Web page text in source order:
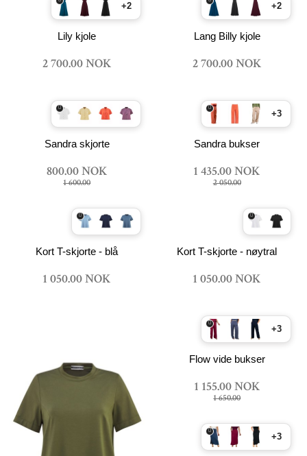
+2
Lily kjole
2 700.00 NOK
+2
Lang Billy kjole
2 700.00 NOK
Sandra skjorte
800.00 NOK
1 600.00
+3
Sandra bukser
1 435.00 NOK
2 050.00
Kort T-skjorte - blå
1 050.00 NOK
Kort T-skjorte - nøytral
1 050.00 NOK
+3
Flow vide bukser
1 155.00 NOK
1 650.00
+3